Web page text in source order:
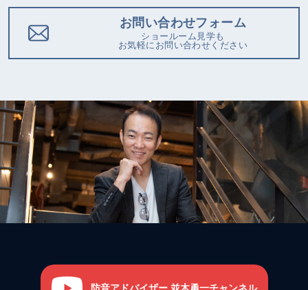
お問い合わせフォーム
ショールーム見学も
お気軽にお問い合わせください